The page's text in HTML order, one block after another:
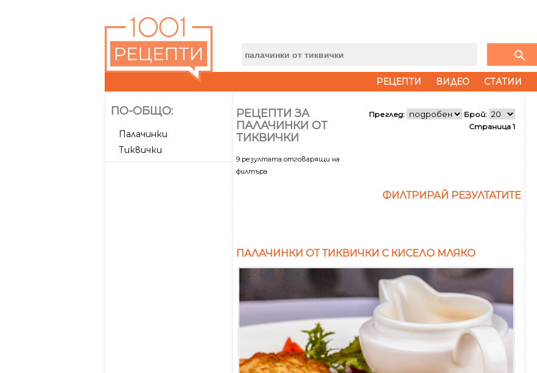
search
РЕЦЕПТИ ВИДЕО СТАТИИ
ПО-ОБЩО:
Палачинки
Тиквички
РЕЦЕПТИ ЗА
ПАЛАЧИНКИ ОТ
ТИКВИЧКИ
9 резултата отговарящи на
филтъра
Преглед:
Брой:
Страница 1
ФИЛТРИРАЙ РЕЗУЛТАТИТЕ
ПАЛАЧИНКИ ОТ ТИКВИЧКИ С КИСЕЛО МЛЯКО